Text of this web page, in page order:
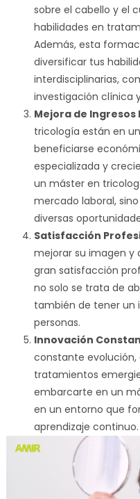
sobre el cabello y el
habilidades en
Además, esta
diversificar tus
interdisciplinarias,
investigación clínica
Mejora de Ingresos
tricología están en
beneficiarse
especializada y
un máster en
mercado laboral,
diversas
Satisfacción
mejorar su imagen y
gran satisfacción
no solo se trata de
también de tener un
personas.
Innovación
constante
tratamientos
embarcarte en un
en un entorno que
aprendizaje continuo.